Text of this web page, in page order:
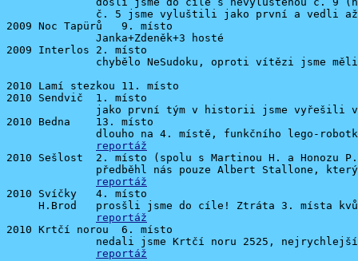
č. 5 jsme vyluštili jako první a vedli
2009 Noc Tapürů   9. místo
              Janka+Zdeněk+3 hosté
2009 Interlos 2. místo
chybělo NeSudoku, oproti vítězi jsme
2010 Lamí stezkou 11. místo
2010 Sendvič  1. místo
jako první tým v historii jsme vyřešili
2010 Bedna    13. místo
dlouho na 4. místě, funkčního lego-
reportáž
2010 Sešlost  2. místo (spolu s Martinou H. a Honozu
předběhl nás pouze Albert Stallone,
reportáž
2010 Svíčky   4. místo
H.Brod   prosšli jsme do cíle! Ztráta 3. místa
reportáž
2010 Krtčí norou  6. místo
nedali jsme Krtčí noru 2525,
reportáž